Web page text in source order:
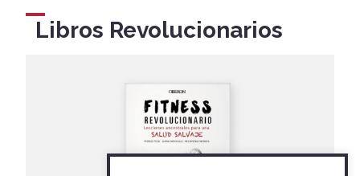
Libros Revolucionarios